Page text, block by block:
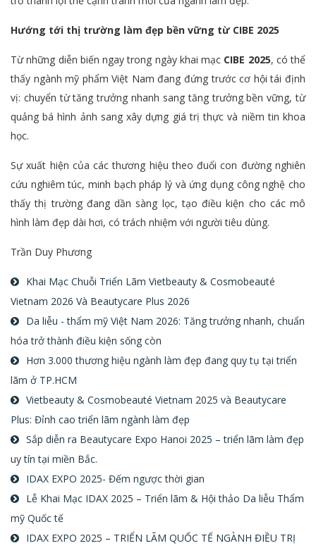
Hướng tới thị trường làm đẹp bền vững từ CIBE 2025
Từ những diễn biến ngay trong ngày khai mạc CIBE 2025 , có thể
thấy ngành mỹ phẩm Việt Nam đang đứng trước cơ hội tái định
vị: chuyển từ tăng trưởng nhanh sang tăng trưởng bền vững, từ
quảng bá hình ảnh sang xây dựng giá trị thực và niềm tin khoa
học.
Sự xuất hiện của các thương hiệu theo đuổi con đường nghiên
cứu nghiêm túc, minh bạch pháp lý và ứng dụng công nghệ cho
thấy thị trường đang dần sàng lọc, tạo điều kiện cho các mô
hình làm đẹp dài hơi, có trách nhiệm với người tiêu dùng.
Trần Duy Phương
Khai Mạc Chuỗi Triển Lãm Vietbeauty & Cosmobeauté
Vietnam 2026 Và Beautycare Plus 2026
Da liễu - thẩm mỹ Việt Nam 2026: Tăng trưởng nhanh, chuẩn
hóa trở thành điều kiện sống còn
Hơn 3.000 thương hiệu ngành làm đẹp đang quy tụ tại triển
lãm ở TP.HCM
Vietbeauty & Cosmobeauté Vietnam 2025 và Beautycare
Plus: Đỉnh cao triển lãm ngành làm đẹp
Sắp diễn ra Beautycare Expo Hanoi 2025 – triển lãm làm đẹp
uy tín tại miền Bắc.
IDAX EXPO 2025- Đếm ngược thời gian
Lễ Khai Mạc IDAX 2025 – Triển lãm & Hội thảo Da liễu Thẩm
mỹ Quốc tế
IDAX EXPO 2025 – TRIỂN LÃM QUỐC TẾ NGÀNH ĐIỀU TRỊ